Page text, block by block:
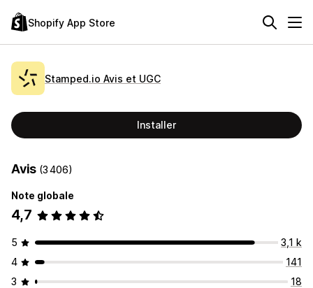
Shopify App Store
Stamped.io Avis et UGC
Installer
Avis (3 406)
Note globale
4,7
5
3,1 k
4
141
3
18